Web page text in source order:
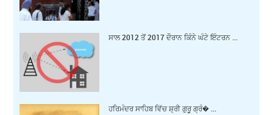
ਸਾਲ 2012 ਤੋਂ 2017 ਦੌਰਾਨ ਕਿੰਨੇ ਘੰਟੇ ਇੰਟਰਨ ...
ਹਰਿਮੰਦਰ ਸਾਹਿਬ ਵਿੱਚ ਸ਼੍ਰੀ ਗੁਰੂ ਗ੍ਰੰ� ...